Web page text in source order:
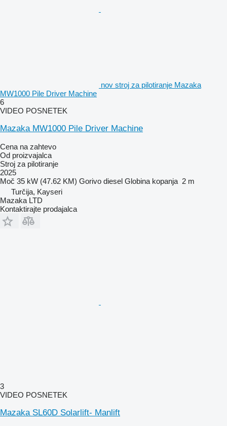
nov stroj za pilotiranje Mazaka
MW1000 Pile Driver Machine
6
VIDEO POSNETEK
Mazaka MW1000 Pile Driver Machine
Cena na zahtevo
Od proizvajalca
Stroj za pilotiranje
2025
Moč 35 kW (47.62 KM) Gorivo diesel Globina kopanja 2 m
Turčija, Kayseri
Mazaka LTD
Kontaktirajte prodajalca
3
VIDEO POSNETEK
Mazaka SL60D Solarlift- Manlift